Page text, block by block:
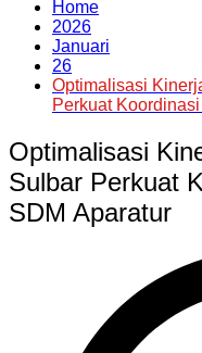
Home
2026
Januari
26
Optimalisasi
Perkuat
Optimalisasi
Sulbar Perkuat
SDM Aparatur